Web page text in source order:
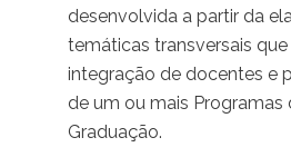
desenvolvida a partir da
temáticas transversais
integração de docentes e
de um ou mais Programas
Graduação.